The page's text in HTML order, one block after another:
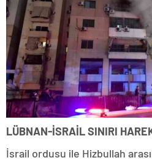
LÜBNAN-İSRAİL SINIRI
İsrail ordusu ile Hizbullah